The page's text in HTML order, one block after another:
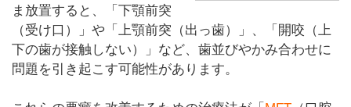
ま放置すると、「下顎前突
（受け口）」や「上顎前突（出っ歯）」、「開咬（上
下の歯が接触しない）」など、歯並びやかみ合わせに
問題を引き起こす可能性があります。